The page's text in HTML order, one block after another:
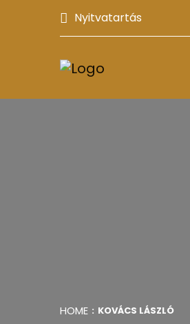
Nyitvatartás
HOME KOVÁCS LÁSZLÓ